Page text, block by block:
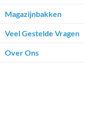
Magazijnbakken
Veel Gestelde Vragen
Over Ons